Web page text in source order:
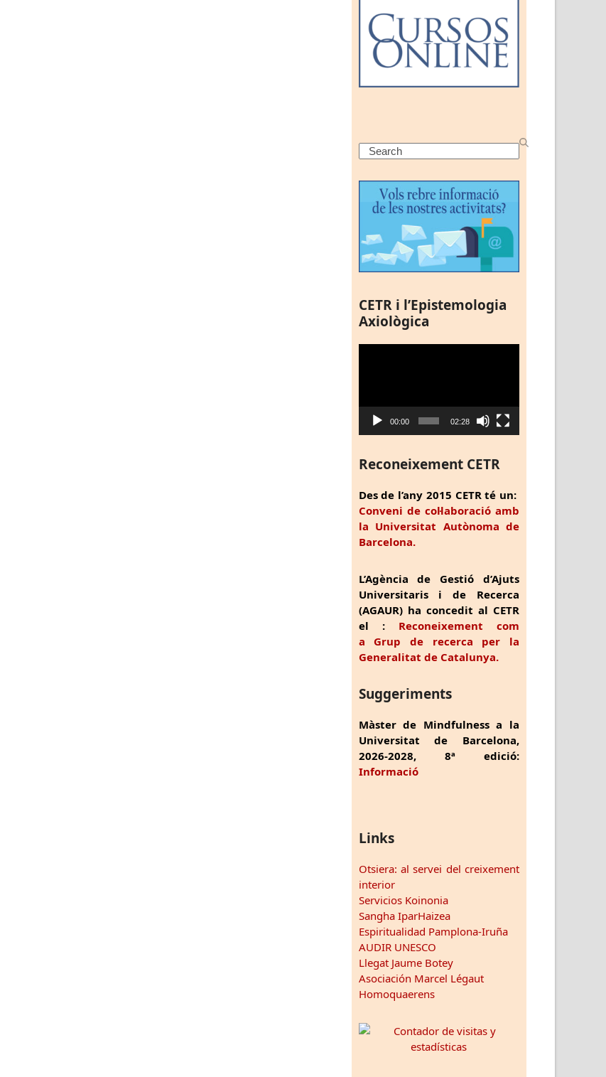
Search
CETR i l’Epistemologia
Axiològica
00:00 02:28
Reconeixement CETR
Des de l’any 2015 CETR té un:
Conveni de col·laboració amb
la Universitat Autònoma de
Barcelona.
L’Agència de Gestió d’Ajuts
Universitaris i de Recerca
(AGAUR) ha concedit al CETR
el : Reconeixement com
a Grup de recerca per la
Generalitat de Catalunya.
Suggeriments
Màster de Mindfulness a la
Universitat de Barcelona,
2026-2028, 8ª edició:
Informació
Links
Otsiera: al servei del creixement
interior
Servicios Koinonia
Sangha IparHaizea
Espiritualidad Pamplona-Iruña
AUDIR UNESCO
Llegat Jaume Botey
Asociación Marcel Légaut
Homoquaerens